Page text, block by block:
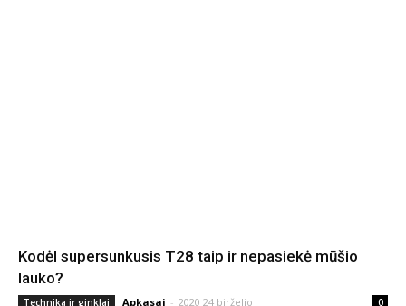
Kodėl supersunkusis T28 taip ir nepasiekė mūšio
lauko?
Technika ir ginklai Apkasai - 2020 24 birželio 0